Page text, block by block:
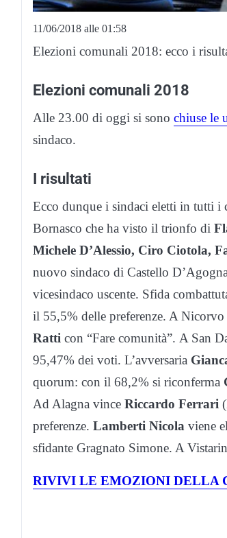
11/06/2018 alle 01:58
Elezioni comunali 2018: ecco i
Elezioni comunali 2018
Alle 23.00 di oggi si sono chiuse le
sindaco.
I risultati
Ecco dunque i sindaci eletti in tutti
Bornasco che ha visto il trionfo di
Michele D’Alessio, Ciro Ciotola,
nuovo sindaco di Castello
vicesindaco uscente. Sfida
il 55,5% delle preferenze. A
Ratti con “Fare comunità”. A San
95,47% dei voti. L’avversaria
quorum: con il 68,2% si riconferma
Ad Alagna vince Riccardo Ferrari
preferenze. Lamberti Nicola viene
sfidante Gragnato Simone. A
RIVIVI LE EMOZIONI DELLA